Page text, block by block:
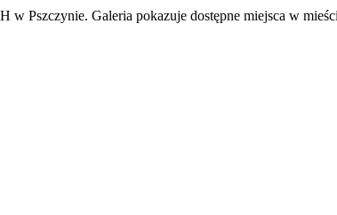
Pszczynie. Galeria pokazuje dostępne miejsca w